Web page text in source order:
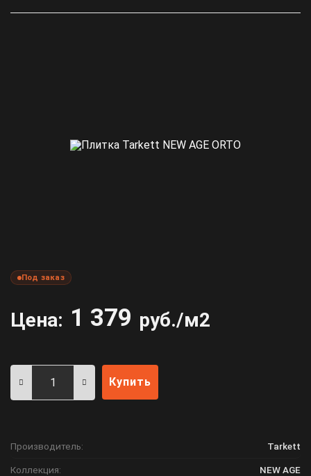
Под заказ
Цена: 1 379 руб./м2
Купить
Производитель: Tarkett
Коллекция: NEW AGE